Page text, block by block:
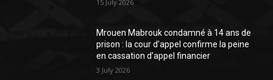
15 July 2026
Mrouen Mabrouk condamné à 14 ans de
prison : la cour d’appel confirme la peine
en cassation d’appel financier
3 July 2026